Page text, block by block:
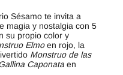
Sésamo te invita a
magia y nostalgia con 5
su propio color y
Elmoen rojo, la
Monstruo de las
Caponata en